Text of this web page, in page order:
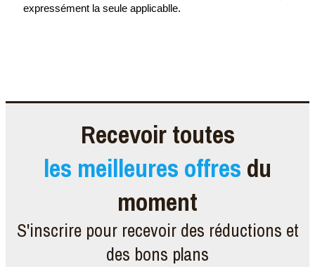
expressément la seule applicablle.
Recevoir toutes
les meilleures offres du
moment
S'inscrire pour recevoir des réductions et
des bons plans